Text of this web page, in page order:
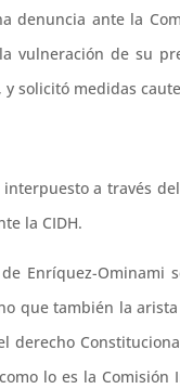
ante la
vulneración de su
solicitó medidas
a través
la CIDH.
Enríquez-Ominami
que también la
derecho
lo es la